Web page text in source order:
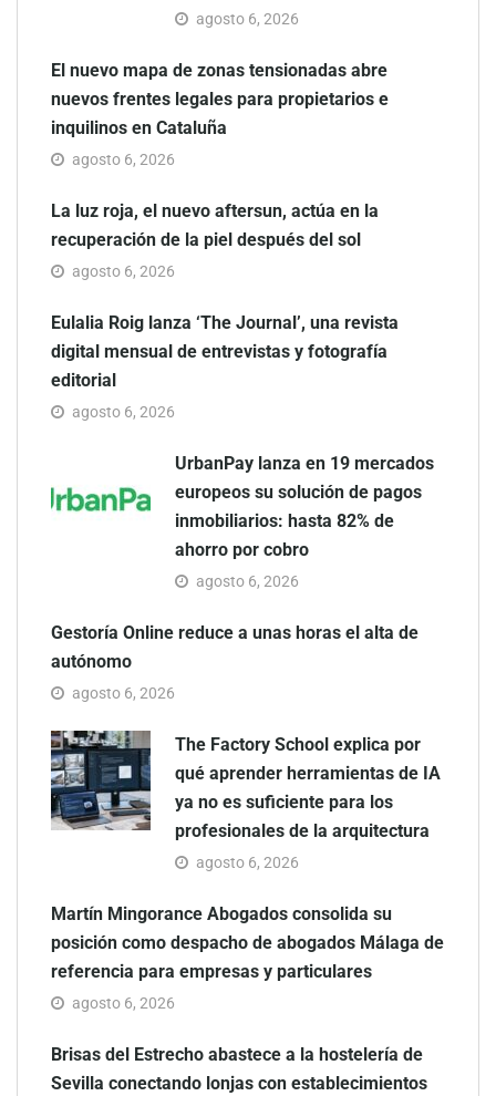
agosto 6, 2026
El nuevo mapa de zonas tensionadas abre
nuevos frentes legales para propietarios e
inquilinos en Cataluña
agosto 6, 2026
La luz roja, el nuevo aftersun, actúa en la
recuperación de la piel después del sol
agosto 6, 2026
Eulalia Roig lanza ‘The Journal’, una revista
digital mensual de entrevistas y fotografía
editorial
agosto 6, 2026
UrbanPay lanza en 19 mercados
europeos su solución de pagos
inmobiliarios: hasta 82% de
ahorro por cobro
agosto 6, 2026
Gestoría Online reduce a unas horas el alta de
autónomo
agosto 6, 2026
The Factory School explica por
qué aprender herramientas de IA
ya no es suficiente para los
profesionales de la arquitectura
agosto 6, 2026
Martín Mingorance Abogados consolida su
posición como despacho de abogados Málaga de
referencia para empresas y particulares
agosto 6, 2026
Brisas del Estrecho abastece a la hostelería de
Sevilla conectando lonjas con establecimientos